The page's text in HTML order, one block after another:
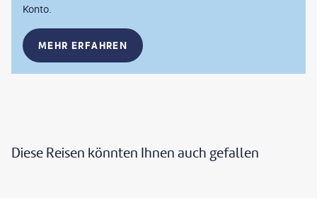
Konto.
MEHR ERFAHREN
Diese Reisen könnten Ihnen auch gefallen